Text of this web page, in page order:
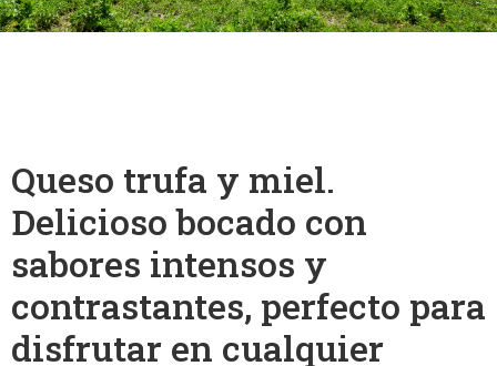
Queso trufa y miel.
Delicioso bocado con
sabores intensos y
contrastantes, perfecto para
disfrutar en cualquier